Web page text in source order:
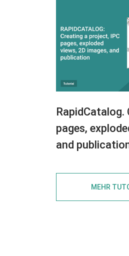
pages,
and
MEHR